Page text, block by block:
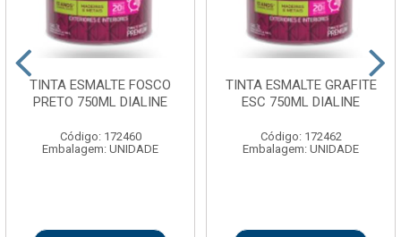
TINTA ESMALTE FOSCO
PRETO 750ML DIALINE
Código: 172460
Embalagem: UNIDADE
TINTA ESMALTE GRAFITE
ESC 750ML DIALINE
Código: 172462
Embalagem: UNIDADE